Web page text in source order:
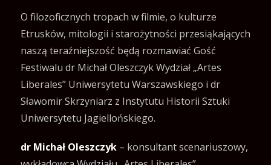
O filozoficznych tropach w filmie, o kulturze
Etrusków, mitologii i starożytności przesiąkających
naszą teraźniejszość będą rozmawiać Gość
Festiwalu dr Michał Oleszczyk Wydział „Artes
Liberales” Uniwersytetu Warszawskiego i dr
Sławomir Skrzyniarz z Instytutu Historii Sztuki
Uniwersytetu Jagiellońskiego.
dr Michał Oleszczyk – konsultant scenariuszowy,